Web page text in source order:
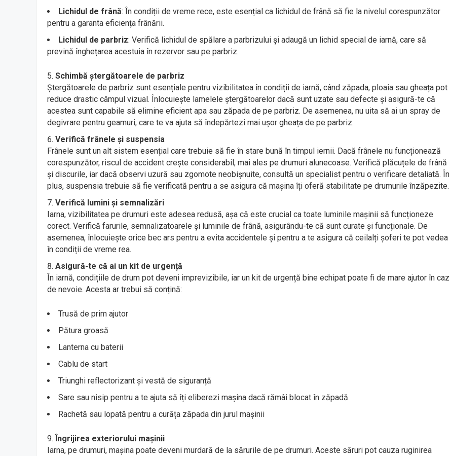
Lichidul de frână: În condiții de vreme rece, este esențial ca lichidul de frână să fie la nivelul corespunzător
pentru a garanta eficiența frânării.
Lichidul de parbriz: Verifică lichidul de spălare a parbrizului și adaugă un lichid special de iarnă, care să
prevină înghețarea acestuia în rezervor sau pe parbriz.
Schimbă ștergătoarele de parbriz
Ștergătoarele de parbriz sunt esențiale pentru vizibilitatea în condiții de iarnă, când zăpada, ploaia sau gheața pot
reduce drastic câmpul vizual. Înlocuiește lamelele ștergătoarelor dacă sunt uzate sau defecte și asigură-te că
acestea sunt capabile să elimine eficient apa sau zăpada de pe parbriz. De asemenea, nu uita să ai un spray de
degivrare pentru geamuri, care te va ajuta să îndepărtezi mai ușor gheața de pe parbriz.
Verifică frânele și suspensia
Frânele sunt un alt sistem esențial care trebuie să fie în stare bună în timpul iernii. Dacă frânele nu funcționează
corespunzător, riscul de accident crește considerabil, mai ales pe drumuri alunecoase. Verifică plăcuțele de frână
și discurile, iar dacă observi uzură sau zgomote neobișnuite, consultă un specialist pentru o verificare detaliată. În
plus, suspensia trebuie să fie verificată pentru a se asigura că mașina îți oferă stabilitate pe drumurile înzăpezite.
Verifică lumini și semnalizări
Iarna, vizibilitatea pe drumuri este adesea redusă, așa că este crucial ca toate luminile mașinii să funcționeze
corect. Verifică farurile, semnalizatoarele și luminile de frână, asigurându-te că sunt curate și funcționale. De
asemenea, înlocuiește orice bec ars pentru a evita accidentele și pentru a te asigura că ceilalți șoferi te pot vedea
în condiții de vreme rea.
Asigură-te că ai un kit de urgență
În iarnă, condițiile de drum pot deveni imprevizibile, iar un kit de urgență bine echipat poate fi de mare ajutor în caz
de nevoie. Acesta ar trebui să conțină:
Trusă de prim ajutor
Pătura groasă
Lanterna cu baterii
Cablu de start
Triunghi reflectorizant și vestă de siguranță
Sare sau nisip pentru a te ajuta să îți eliberezi mașina dacă rămâi blocat în zăpadă
Rachetă sau lopată pentru a curăța zăpada din jurul mașinii
Îngrijirea exteriorului mașinii
Iarna, pe drumuri, mașina poate deveni murdară de la sărurile de pe drumuri. Aceste săruri pot cauza ruginirea